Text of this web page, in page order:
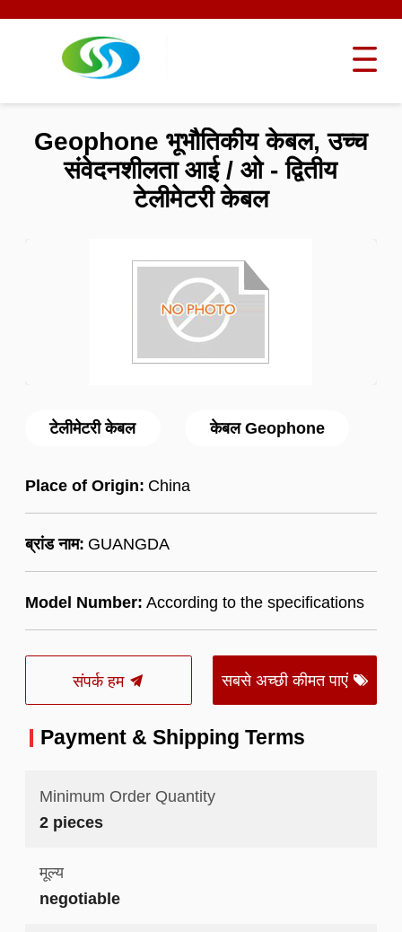
टेलीमेटरी केबल केबल Geophone
Place of Origin: China
ब्रांड नाम: GUANGDA
Model Number: According to the specifications
संपर्क हम सबसे अच्छी कीमत पाएं
Geophone भूभौतिकीय केबल, उच्च
संवेदनशीलता आई / ओ - द्वितीय
टेलीमेटरी केबल
Payment & Shipping Terms
Minimum Order Quantity
2 pieces
मूल्य
negotiable